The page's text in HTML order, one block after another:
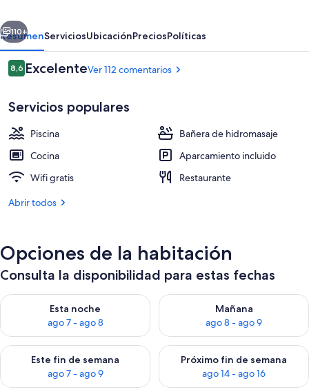
Baño turco/hammam
Siguiente
110+
ResumenServiciosUbicaciónPreciosPolíticas
Comentarios
8,68,6 de 10
ExcelenteVer 112 comentarios
Servicios populares
Piscina
Bañera de hidromasaje
Cocina
Aparcamiento incluido
Wifi gratis
Restaurante
Abrir todos
Opciones de la habitación
Consulta la disponibilidad para estas fechas
Esta noche
ago 7 - ago 8
Consulta la disponibilidad para esta noche, ago 7 - ago 8
Mañana
ago 8 - ago 9
Consulta la disponibilidad
Este fin de semana
ago 7 - ago 9
Consulta la disponibilidad para este fin de semana, ago 7 -
Próximo fin de semana
ago 14 - ago 16
Consulta la disponibilidad